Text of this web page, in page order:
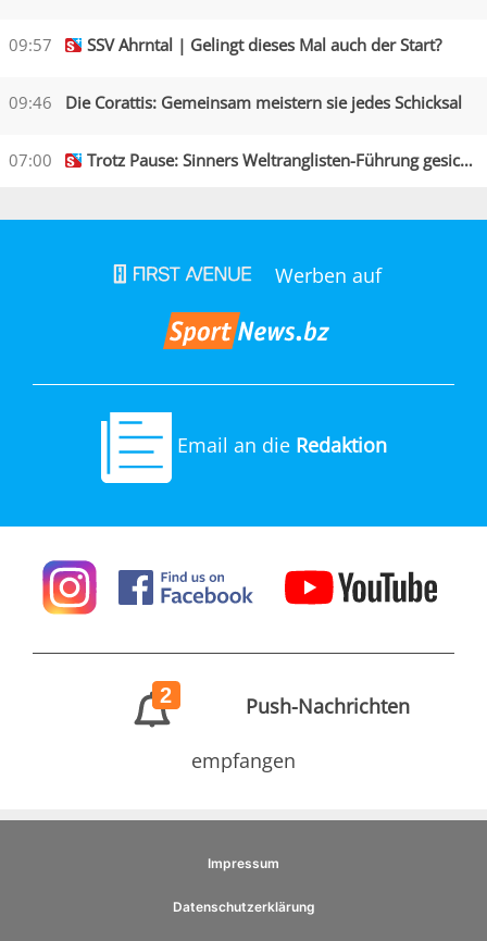
09:57 SSV Ahrntal | Gelingt dieses Mal auch der Start?
09:46 Die Corattis: Gemeinsam meistern sie jedes Schicksal
07:00 Trotz Pause: Sinners Weltranglisten-Führung gesichert
Werben auf
Email an die Redaktion
2 Push-Nachrichten
empfangen
Impressum
Datenschutzerklärung